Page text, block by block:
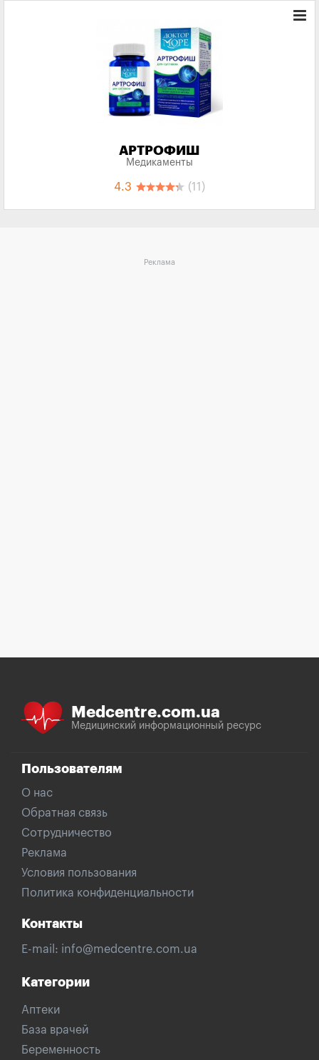
АРТРОФИШ
Медикаменты
4.3 (11)
Реклама
Medcentre.com.ua
Медицинский информационный ресурс
Пользователям
О нас
Обратная связь
Сотрудничество
Реклама
Условия пользования
Политика конфиденциальности
Контакты
E-mail: info@medcentre.com.ua
Категории
Аптеки
База врачей
Беременность